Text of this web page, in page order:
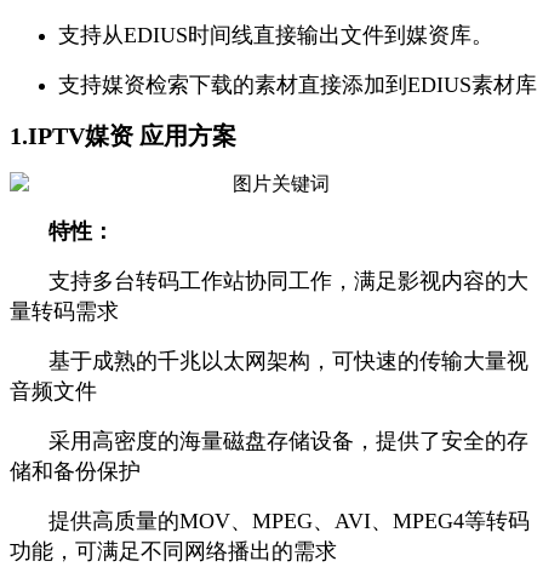
支持从EDIUS时间线直接输出文件到媒资库。
支持媒资检索下载的素材直接添加到EDIUS素材库
1.IPTV媒资 应用方案
特性：
支持多台转码工作站协同工作，满足影视内容的大
量转码需求
基于成熟的千兆以太网架构，可快速的传输大量视
音频文件
采用高密度的海量磁盘存储设备，提供了安全的存
储和备份保护
提供高质量的MOV、MPEG、AVI、MPEG4等转码
功能，可满足不同网络播出的需求